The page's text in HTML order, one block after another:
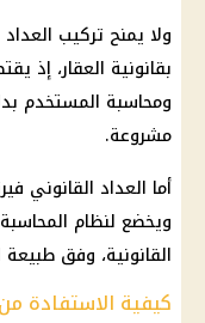
ولا يمنح تركيب
بقانونية العقار، إذ
ومحاسبة المستخدم
مشروعة.
أما العداد القانوني
ويخضع لنظام
القانونية، وفق طبيعة
كيفية الاستفادة